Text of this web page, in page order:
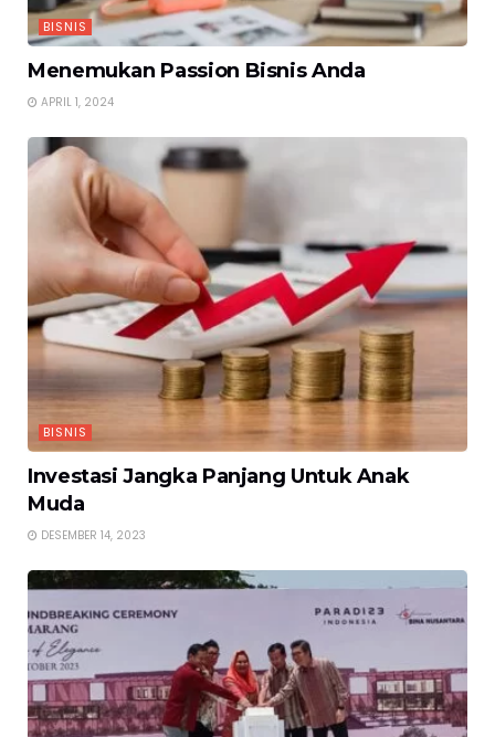
BISNIS
Menemukan Passion Bisnis Anda
APRIL 1, 2024
BISNIS
Investasi Jangka Panjang Untuk Anak
Muda
DESEMBER 14, 2023